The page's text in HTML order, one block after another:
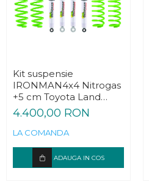
Kit suspensie
IRONMAN4x4 Nitrogas
+5 cm Toyota Land
Cruiser J70 Bundera
1984-1989
4.400,00 RON
LA COMANDA
ADAUGA IN COS